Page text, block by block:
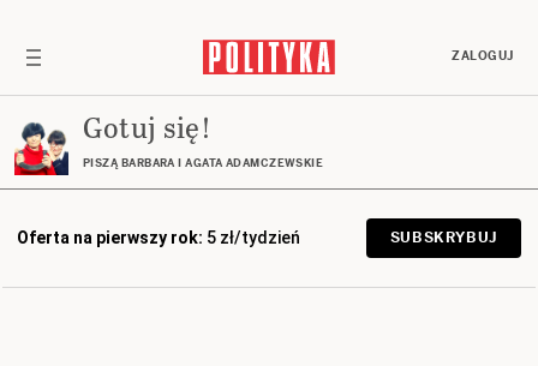
ZALOGUJ
Gotuj się!
PISZĄ BARBARA I AGATA ADAMCZEWSKIE
Oferta na pierwszy rok: 5 zł/tydzień SUBSKRYBUJ